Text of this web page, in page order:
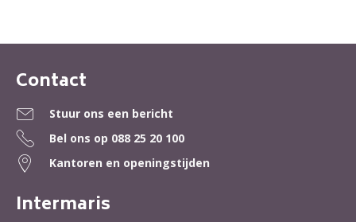
Contactinformatie
Contact
Stuur ons een bericht
Bel ons op 088 25 20 100
Kantoren en openingstijden
Intermaris